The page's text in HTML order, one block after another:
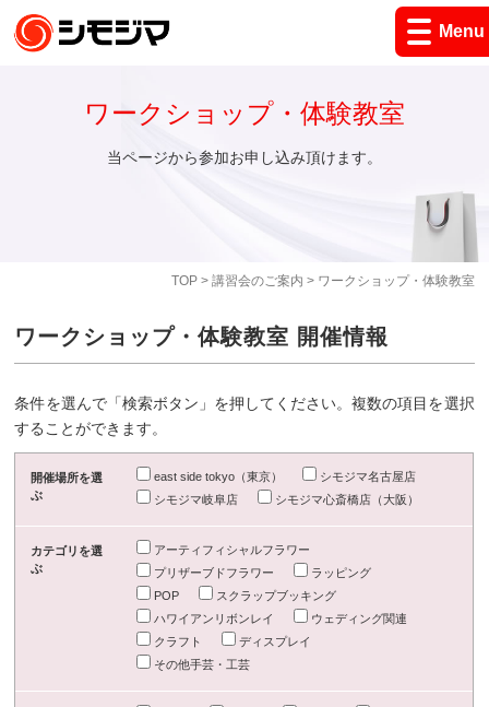
Menu
TOP> 講習会のご案内 > ワークショップ・体験教室
ワークショップ・体験教室
当ページから参加お申し込み頂けます。
ワークショップ・体験教室 開催情報
条件を選んで「検索ボタン」を押してください。複数の項目を選択
することができます。
開催場所を選
ぶ
east side tokyo（東京）
シモジマ名古屋店
シモジマ岐阜店
シモジマ心斎橋店（大阪）
カテゴリを選
ぶ
アーティフィシャルフラワー
プリザーブドフラワー
ラッピング
POP
スクラップブッキング
ハワイアンリボンレイ
ウェディング関連
クラフト
ディスプレイ
その他手芸・工芸